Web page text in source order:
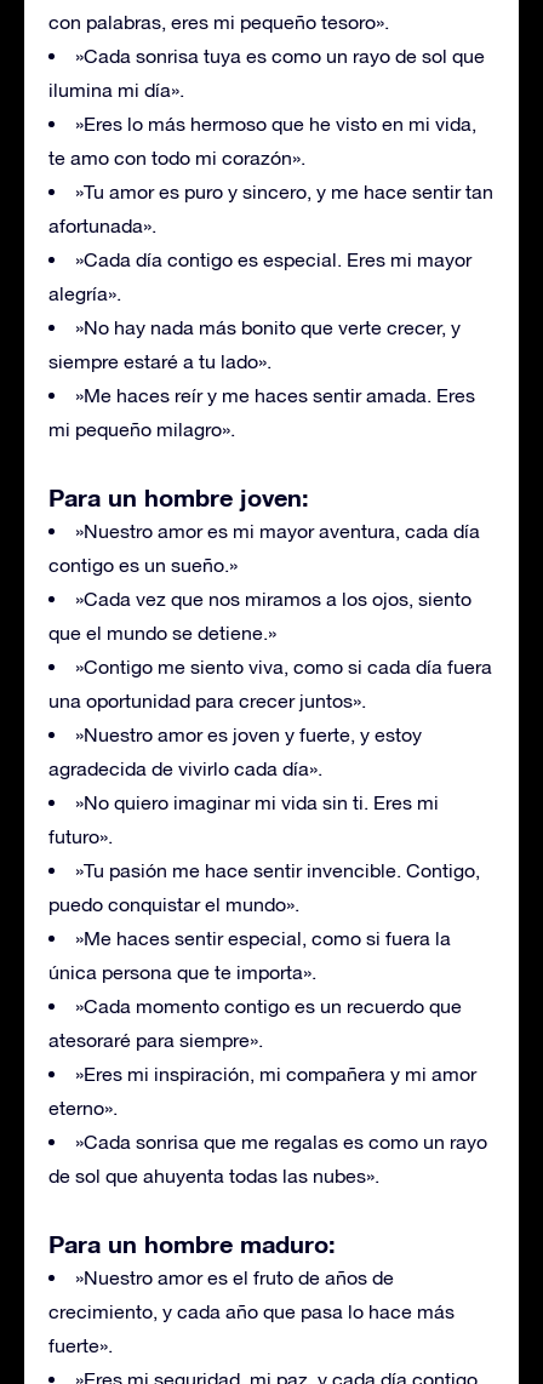
con palabras, eres mi pequeño tesoro».
»Cada sonrisa tuya es como un rayo de sol que
ilumina mi día».
»Eres lo más hermoso que he visto en mi vida,
te amo con todo mi corazón».
»Tu amor es puro y sincero, y me hace sentir tan
afortunada».
»Cada día contigo es especial. Eres mi mayor
alegría».
»No hay nada más bonito que verte crecer, y
siempre estaré a tu lado».
»Me haces reír y me haces sentir amada. Eres
mi pequeño milagro».
Para un hombre joven:
»Nuestro amor es mi mayor aventura, cada día
contigo es un sueño.»
»Cada vez que nos miramos a los ojos, siento
que el mundo se detiene.»
»Contigo me siento viva, como si cada día fuera
una oportunidad para crecer juntos».
»Nuestro amor es joven y fuerte, y estoy
agradecida de vivirlo cada día».
»No quiero imaginar mi vida sin ti. Eres mi
futuro».
»Tu pasión me hace sentir invencible. Contigo,
puedo conquistar el mundo».
»Me haces sentir especial, como si fuera la
única persona que te importa».
»Cada momento contigo es un recuerdo que
atesoraré para siempre».
»Eres mi inspiración, mi compañera y mi amor
eterno».
»Cada sonrisa que me regalas es como un rayo
de sol que ahuyenta todas las nubes».
Para un hombre maduro:
»Nuestro amor es el fruto de años de
crecimiento, y cada año que pasa lo hace más
fuerte».
»Eres mi seguridad, mi paz, y cada día contigo